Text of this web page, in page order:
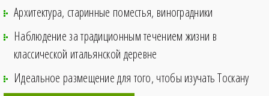
Архитектура, старинные поместья, виноградники
Наблюдение за традиционным течением жизни в
классической итальянской деревне
Идеальное размещение для того, чтобы изучать Тоскану